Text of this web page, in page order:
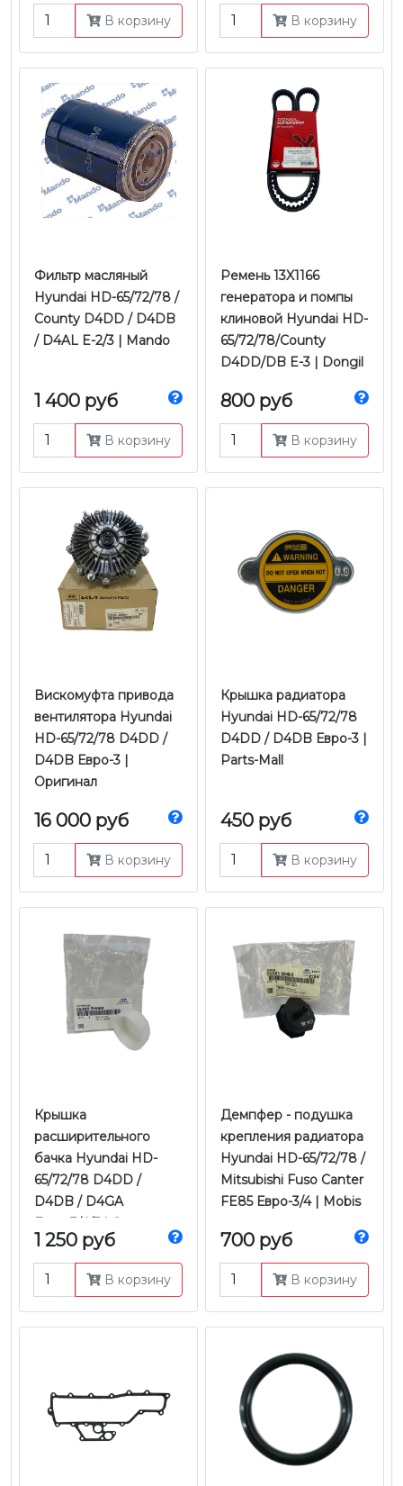
В корзину В корзину
Фильтр масляный
Hyundai HD-65/72/78 /
County D4DD / D4DB
/ D4AL E-2/3 | Mando
1 400 руб
В корзину
Ремень 13X1166
генератора и помпы
клиновой Hyundai HD-
65/72/78/County
D4DD/DB E-3 | Dongil
800 руб
В корзину
Вискомуфта привода
вентилятора Hyundai
HD-65/72/78 D4DD /
D4DB Евро-3 |
Оригинал
16 000 руб
В корзину
Крышка радиатора
Hyundai HD-65/72/78
D4DD / D4DB Евро-3 |
Parts-Mall
450 руб
В корзину
Крышка
расширительного
бачка Hyundai HD-
65/72/78 D4DD /
D4DB / D4GA
Евро-3/4/5 | Оригинал
1 250 руб
В корзину
Демпфер - подушка
крепления радиатора
Hyundai HD-65/72/78 /
Mitsubishi Fuso Canter
FE85 Евро-3/4 | Mobis
700 руб
В корзину